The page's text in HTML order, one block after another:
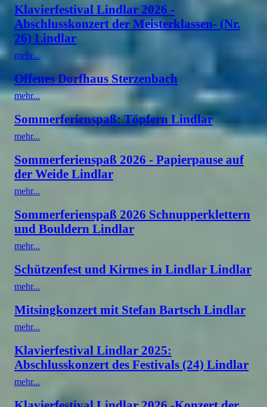
Klavierfestival Lindlar 2026 -
Abschlusskonzert der Meisterklassen- (Nr.
26) Lindlar
mehr...
Offenes Dorfhaus Sterzenbach
mehr...
Sommerferienspaß: Töpfern Lindlar
mehr...
Sommerferienspaß 2026 - Papierpause auf
der Weide Lindlar
mehr...
Sommerferienspaß 2026 Schnupperklettern
und Bouldern Lindlar
mehr...
Schützenfest und Kirmes in Lindlar Lindlar
mehr...
Mitsingkonzert mit Stefan Bartsch Lindlar
mehr...
Klavierfestival Lindlar 2025:
Abschlusskonzert des Festivals (24) Lindlar
mehr...